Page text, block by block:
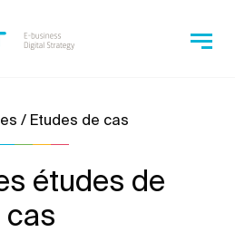
/ Etudes de cas
études de
cas